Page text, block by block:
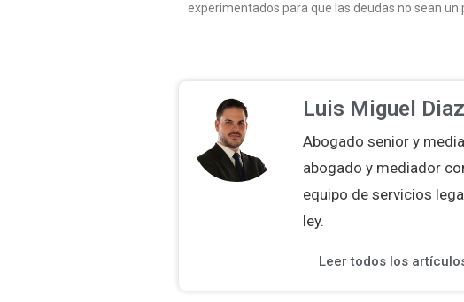
experimentados para que las deudas no sean un
Luis Miguel
Abogado senior y
abogado y mediador
equipo de servicios
ley.
Leer todos los